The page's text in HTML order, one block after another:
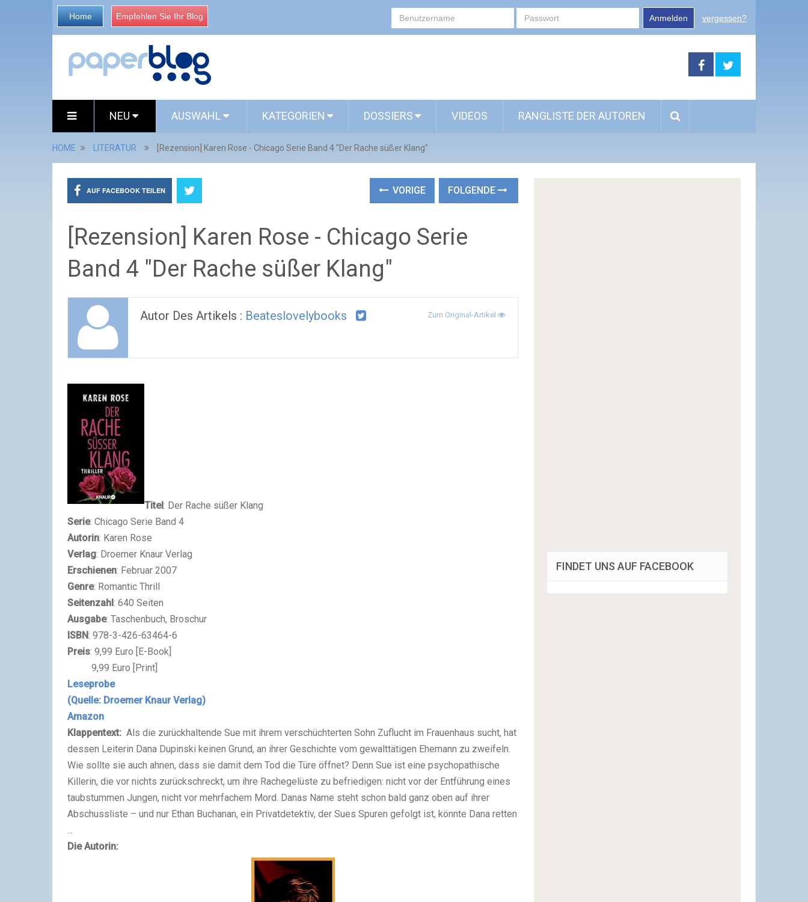
Home Empfehlen Sie Ihr Blog Anmelden vergessen?
NEU AUSWAHL KATEGORIEN DOSSIERS VIDEOS RANGLISTE DER AUTOREN
HOME LITERATUR [Rezension] Karen Rose - Chicago Serie Band 4 "Der Rache süßer Klang"
AUF FACEBOOK TEILEN VORIGE FOLGENDE
[Rezension] Karen Rose - Chicago Serie
Band 4 "Der Rache süßer Klang"
Autor Des Artikels : Beateslovelybooks Zum Original-Artikel
Titel: Der Rache süßer Klang
Serie: Chicago Serie Band 4
Autorin: Karen Rose
Verlag: Droemer Knaur Verlag
Erschienen: Februar 2007
Genre: Romantic Thrill
Seitenzahl: 640 Seiten
Ausgabe: Taschenbuch, Broschur
ISBN: 978-3-426-63464-6
Preis: 9,99 Euro [E-Book]
9,99 Euro [Print]
Leseprobe
(Quelle: Droemer Knaur Verlag)
Amazon
Klappentext: Als die zurückhaltende Sue mit ihrem verschüchterten Sohn Zuflucht im Frauenhaus sucht, hat
dessen Leiterin Dana Dupinski keinen Grund, an ihrer Geschichte vom gewalttätigen Ehemann zu zweifeln.
Wie sollte sie auch ahnen, dass sie damit dem Tod die Türe öffnet? Denn Sue ist eine psychopathische
Killerin, die vor nichts zurückschreckt, um ihre Rachegelüste zu befriedigen: nicht vor der Entführung eines
taubstummen Jungen, nicht vor mehrfachem Mord. Danas Name steht schon bald ganz oben auf ihrer
Abschussliste – und nur Ethan Buchanan, ein Privatdetektiv, der Sues Spuren gefolgt ist, könnte Dana retten
Die Autorin:
FINDET UNS AUF FACEBOOK